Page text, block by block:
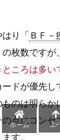
り「 ＢＦ－
の枚数ですが、
ころは多い
ードが優先し
のは明らか
点にコンセ
す。
ホーム 上